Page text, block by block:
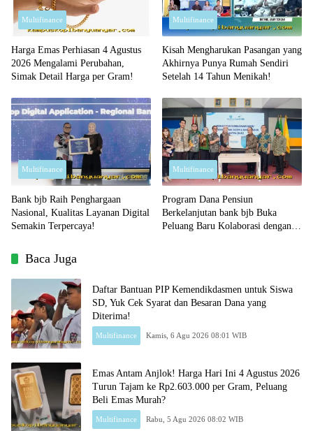
Multifinance
Harga Emas Perhiasan 4 Agustus
2026 Mengalami Perubahan,
Simak Detail Harga per Gram!
Multifinance
Kisah Mengharukan Pasangan yang
Akhirnya Punya Rumah Sendiri
Setelah 14 Tahun Menikah!
Multifinance
Bank bjb Raih Penghargaan
Nasional, Kualitas Layanan Digital
Semakin Terpercaya!
Multifinance
Program Dana Pensiun
Berkelanjutan bank bjb Buka
Peluang Baru Kolaborasi dengan
Baca Juga
Daftar Bantuan PIP Kemendikdasmen untuk Siswa
SD, Yuk Cek Syarat dan Besaran Dana yang
Diterima!
Multifinance Kamis, 6 Agu 2026 08:01 WIB
Emas Antam Anjlok! Harga Hari Ini 4 Agustus 2026
Turun Tajam ke Rp2.603.000 per Gram, Peluang
Beli Emas Murah?
Multifinance Rabu, 5 Agu 2026 08:02 WIB